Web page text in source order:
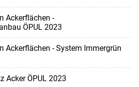
Ackerflächen -
ÖPUL 2023
Ackerflächen - System Immergrün
Acker ÖPUL 2023